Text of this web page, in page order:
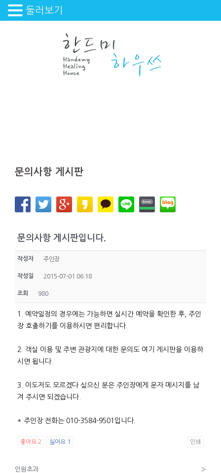
문의사항 게시판
문의사항 게시판입니다.
작성자 주인장
작성일 2015-07-01 06:18
조회 980
1. 예약일정의 경우에는 가능하면 실시간 예약을 확인한 후, 주인
장 호출하기를 이용하시면 편리합니다.
2. 객실 이용 및 주변 관광지에 대한 문의도 여기 게시판을 이용하
시면 됩니다.
3. 이도저도 모르겠다 싶으신 분은 주인장에게 문자 메시지를 남
겨 주시면 되겠습니다.
* 주인장 전화는 010-3584-9501입니다.
좋아요 2 싫어요 1 인쇄
인원초과 »
둘러보기